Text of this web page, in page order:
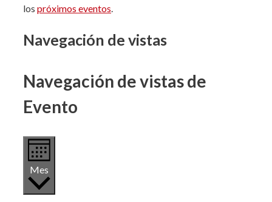
los próximos eventos.
Navegación de vistas
Navegación de vistas de
Evento
Mes